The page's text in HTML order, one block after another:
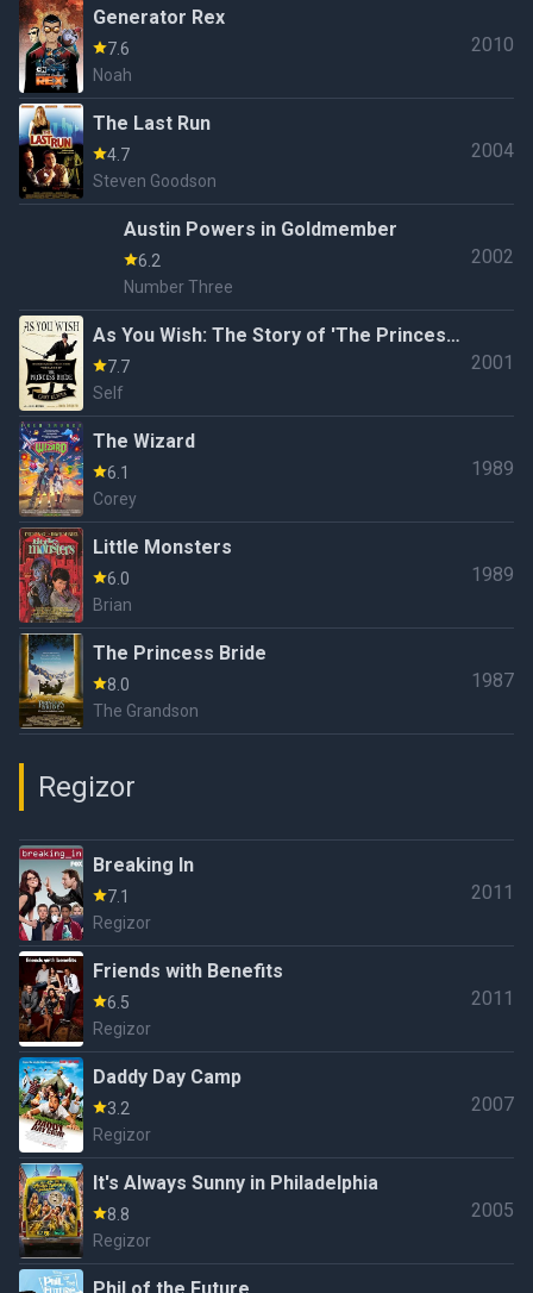
Generator Rex
7.6
Noah
2010
The Last Run
4.7
Steven Goodson
2004
Austin Powers in Goldmember
6.2
Number Three
2002
As You Wish: The Story of 'The Princess
Bride'
7.7
Self
2001
The Wizard
6.1
Corey
1989
Little Monsters
6.0
Brian
1989
The Princess Bride
8.0
The Grandson
1987
Regizor
Breaking In
7.1
Regizor
2011
Friends with Benefits
6.5
Regizor
2011
Daddy Day Camp
3.2
Regizor
2007
It's Always Sunny in Philadelphia
8.8
Regizor
2005